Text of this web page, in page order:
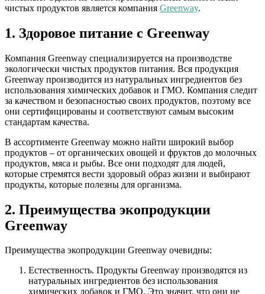
чистых продуктов является компания Greenway.
1. Здоровое питание с Greenway
Компания Greenway специализируется на производстве
экологически чистых продуктов питания. Вся продукция
Greenway производится из натуральных ингредиентов без
использования химических добавок и ГМО. Компания следит
за качеством и безопасностью своих продуктов, поэтому все
они сертифицированы и соответствуют самым высоким
стандартам качества.
В ассортименте Greenway можно найти широкий выбор
продуктов – от органических овощей и фруктов до молочных
продуктов, мяса и рыбы. Все они подходят для людей,
которые стремятся вести здоровый образ жизни и выбирают
продукты, которые полезны для организма.
2. Преимущества экопродукции
Greenway
Преимущества экопродукции Greenway очевидны:
Естественность. Продукты Greenway производятся из
натуральных ингредиентов без использования
химических добавок и ГМО. Это значит, что они не